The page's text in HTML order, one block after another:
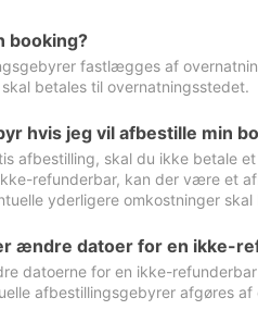
booking?
fastlægges af
betales til overnatningsstedet.
hvis jeg vil afbestille min
afbestilling, skal du ikke betale
refunderbar, kan der være et
yderligere omkostninger
ændre datoer for en ikke-
datoerne for en ikke-
afbestillingsgebyrer afgøres